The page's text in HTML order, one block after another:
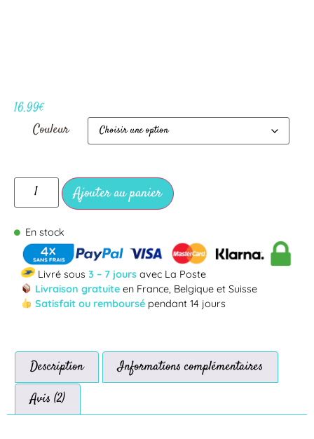
16.99€
Couleur
Ajouter au panier
En stock
Livré sous 3 – 7 jours avec La Poste
Livraison gratuite en France, Belgique et Suisse
Satisfait ou remboursé pendant 14 jours
Description
Informations complémentaires
Avis (2)